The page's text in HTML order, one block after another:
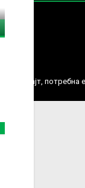
веб сајт, потребна